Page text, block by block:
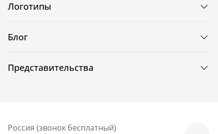
Логотипы
Блог
Представительства
Россия (звонок бесплатный)